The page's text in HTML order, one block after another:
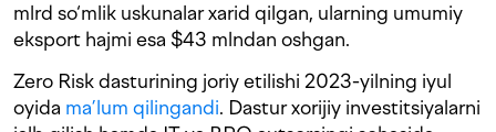
mlrd so‘mlik uskunalar xarid qilgan, ularning umumiy
eksport hajmi esa $43 mlndan oshgan.
Zero Risk dasturining joriy etilishi 2023-yilning iyul
oyida ma’lum qilingandi. Dastur xorijiy investitsiyalarni